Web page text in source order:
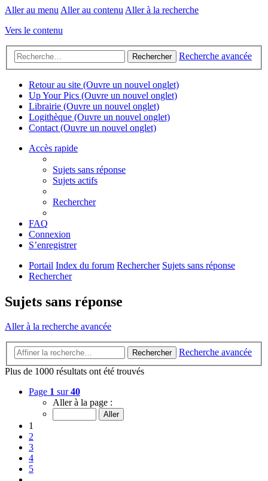
Aller au menu Aller au contenu Aller à la recherche
Vers le contenu
Rechercher Recherche avancée
Retour au site (Ouvre un nouvel onglet)
Up Your Pics (Ouvre un nouvel onglet)
Librairie (Ouvre un nouvel onglet)
Logithèque (Ouvre un nouvel onglet)
Contact (Ouvre un nouvel onglet)
Accès rapide
Sujets sans réponse
Sujets actifs
Rechercher
FAQ
Connexion
S’enregistrer
Portail Index du forum Rechercher Sujets sans réponse
Rechercher
Sujets sans réponse
Aller à la recherche avancée
Rechercher
Recherche avancée
Plus de 1000 résultats ont été trouvés
Page 1 sur40
Aller à la page :
1
2
3
4
5